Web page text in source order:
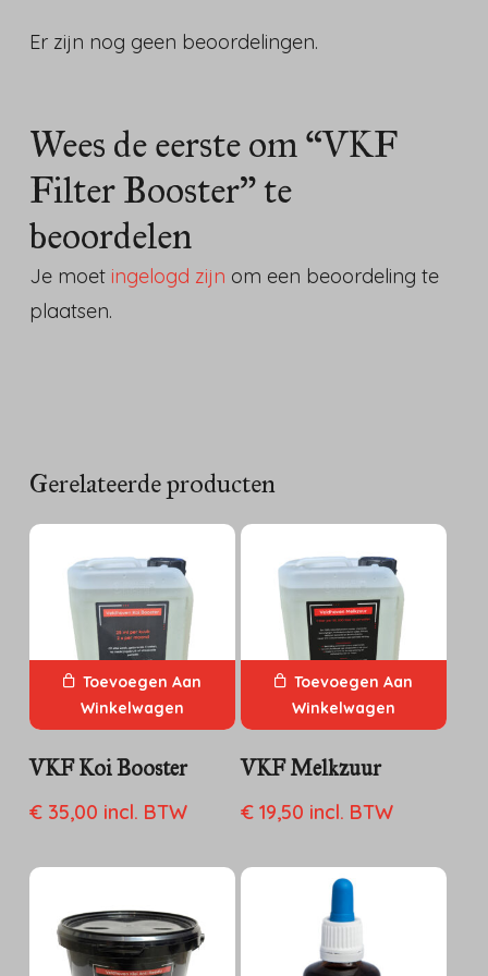
Er zijn nog geen beoordelingen.
Wees de eerste om “VKF
Filter Booster” te
beoordelen
Je moet ingelogd zijn om een beoordeling te
plaatsen.
Gerelateerde producten
Toevoegen Aan
Winkelwagen
VKF Koi Booster
€35,00 incl. BTW
Toevoegen Aan
Winkelwagen
VKF Melkzuur
€ 19,50 incl. BTW